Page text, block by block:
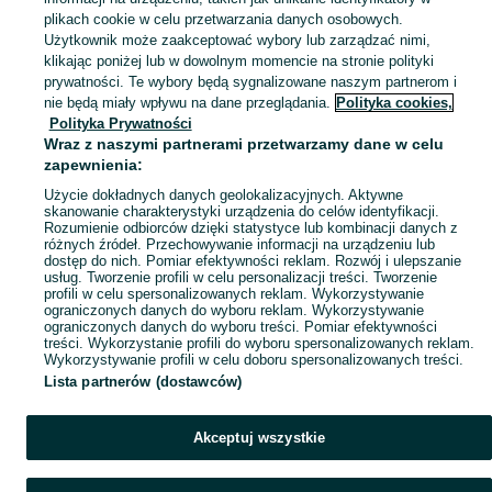
Sprzedaż fotelików i holi rowerowych Małopolskie ▶️ Nowe i używane oferty ✅ Szeroki wybór w najlepszych cenach ☝ Sprawdź ogłoszenia online na OLX.pl!
Mapa kategorii
Mapa miejscowości
Mapa ministron
Popularne wyszukiwania
plikach cookie w celu przetwarzania danych osobowych.
Użytkownik może zaakceptować wybory lub zarządzać nimi,
klikając poniżej lub w dowolnym momencie na stronie polityki
prywatności. Te wybory będą sygnalizowane naszym partnerom i
nie będą miały wpływu na dane przeglądania. Polityka cookies,
Polityka Prywatności
Wraz z naszymi partnerami przetwarzamy dane w celu
zapewnienia:
Użycie dokładnych danych geolokalizacyjnych. Aktywne
skanowanie charakterystyki urządzenia do celów identyfikacji.
Rozumienie odbiorców dzięki statystyce lub kombinacji danych z
różnych źródeł. Przechowywanie informacji na urządzeniu lub
dostęp do nich. Pomiar efektywności reklam. Rozwój i ulepszanie
usług. Tworzenie profili w celu personalizacji treści. Tworzenie
profili w celu spersonalizowanych reklam. Wykorzystywanie
ograniczonych danych do wyboru reklam. Wykorzystywanie
ograniczonych danych do wyboru treści. Pomiar efektywności
treści. Wykorzystanie profili do wyboru spersonalizowanych reklam.
Wykorzystywanie profili w celu doboru spersonalizowanych treści.
Lista partnerów (dostawców)
Akceptuj wszystkie